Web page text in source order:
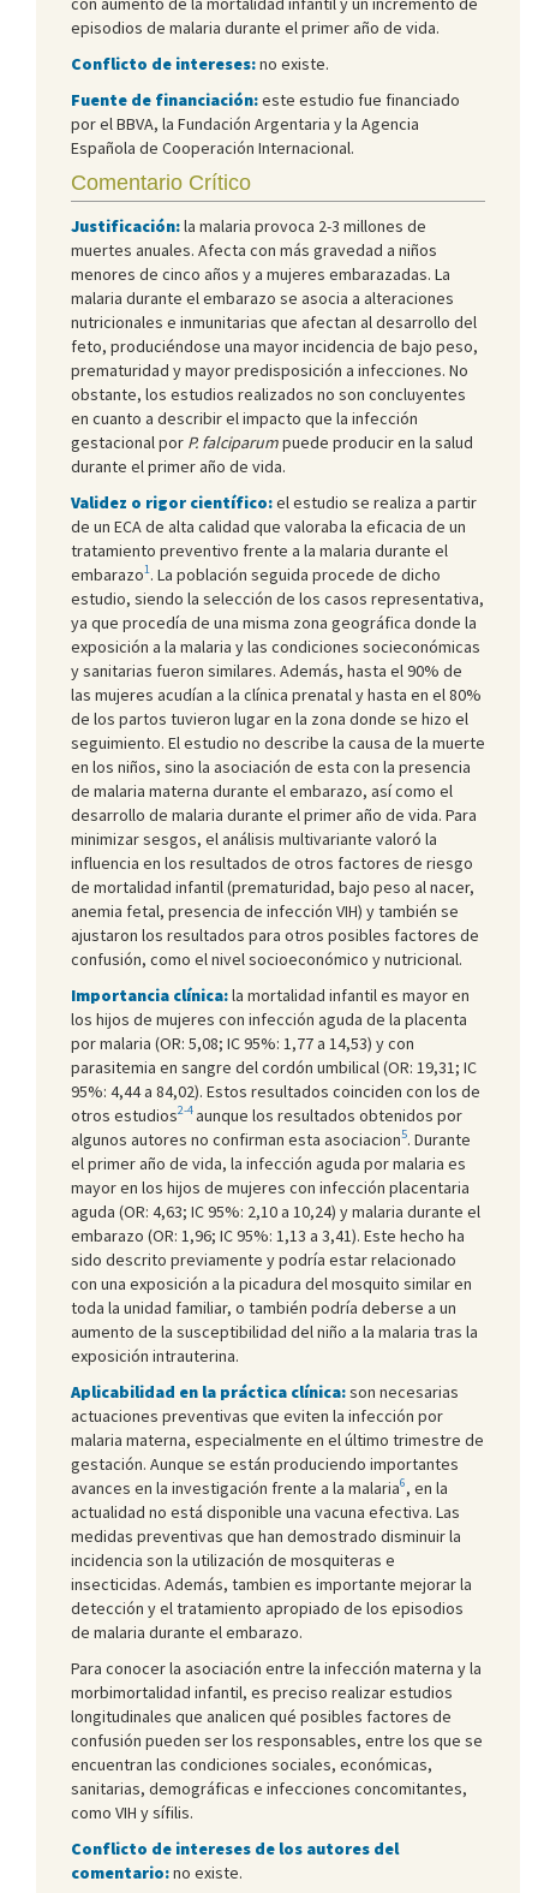
episodios de malaria durante el primer año de vida.
Conflicto de intereses:no existe.
Fuente de financiación:este estudio fue financiado
por el BBVA, la Fundación Argentaria y la Agencia
Española de Cooperación Internacional.
Comentario Crítico
Justificación:la malaria provoca 2-3 millones de
muertes anuales. Afecta con más gravedad a niños
menores de cinco años y a mujeres embarazadas. La
malaria durante el embarazo se asocia a alteraciones
nutricionales e inmunitarias que afectan al desarrollo del
feto, produciéndose una mayor incidencia de bajo peso,
prematuridad y mayor predisposición a infecciones. No
obstante, los estudios realizados no son concluyentes
en cuanto a describir el impacto que la infección
gestacional por P. falciparumpuede producir en la salud
durante el primer año de vida.
Validez o rigor científico:el estudio se realiza a partir
de un ECA de alta calidad que valoraba la eficacia de un
tratamiento preventivo frente a la malaria durante el
embarazo1. La población seguida procede de dicho
estudio, siendo la selección de los casos representativa,
ya que procedía de una misma zona geográfica donde la
exposición a la malaria y las condiciones socieconómicas
y sanitarias fueron similares. Además, hasta el 90% de
las mujeres acudían a la clínica prenatal y hasta en el 80%
de los partos tuvieron lugar en la zona donde se hizo el
seguimiento. El estudio no describe la causa de la muerte
en los niños, sino la asociación de esta con la presencia
de malaria materna durante el embarazo, así como el
desarrollo de malaria durante el primer año de vida. Para
minimizar sesgos, el análisis multivariante valoró la
influencia en los resultados de otros factores de riesgo
de mortalidad infantil (prematuridad, bajo peso al nacer,
anemia fetal, presencia de infección VIH) y también se
ajustaron los resultados para otros posibles factores de
confusión, como el nivel socioeconómico y nutricional.
Importancia clínica:la mortalidad infantil es mayor en
los hijos de mujeres con infección aguda de la placenta
por malaria (OR: 5,08; IC 95%: 1,77 a 14,53) y con
parasitemia en sangre del cordón umbilical (OR: 19,31; IC
95%: 4,44 a 84,02). Estos resultados coinciden con los de
otros estudios2-4aunque los resultados obtenidos por
algunos autores no confirman esta asociacion5. Durante
el primer año de vida, la infección aguda por malaria es
mayor en los hijos de mujeres con infección placentaria
aguda (OR: 4,63; IC 95%: 2,10 a 10,24) y malaria durante el
embarazo (OR: 1,96; IC 95%: 1,13 a 3,41). Este hecho ha
sido descrito previamente y podría estar relacionado
con una exposición a la picadura del mosquito similar en
toda la unidad familiar, o también podría deberse a un
aumento de la susceptibilidad del niño a la malaria tras la
exposición intrauterina.
Aplicabilidad en la práctica clínica:son necesarias
actuaciones preventivas que eviten la infección por
malaria materna, especialmente en el último trimestre de
gestación. Aunque se están produciendo importantes
avances en la investigación frente a la malaria6, en la
actualidad no está disponible una vacuna efectiva. Las
medidas preventivas que han demostrado disminuir la
incidencia son la utilización de mosquiteras e
insecticidas. Además, tambien es importante mejorar la
detección y el tratamiento apropiado de los episodios
de malaria durante el embarazo.
Para conocer la asociación entre la infección materna y la
morbimortalidad infantil, es preciso realizar estudios
longitudinales que analicen qué posibles factores de
confusión pueden ser los responsables, entre los que se
encuentran las condiciones sociales, económicas,
sanitarias, demográficas e infecciones concomitantes,
como VIH y sífilis.
Conflicto de intereses de los autores del
comentario:no existe.